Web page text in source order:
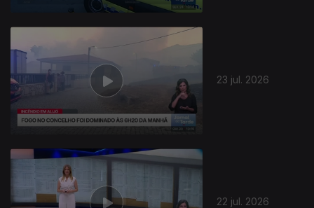
23 jul. 2026
22 jul. 2026